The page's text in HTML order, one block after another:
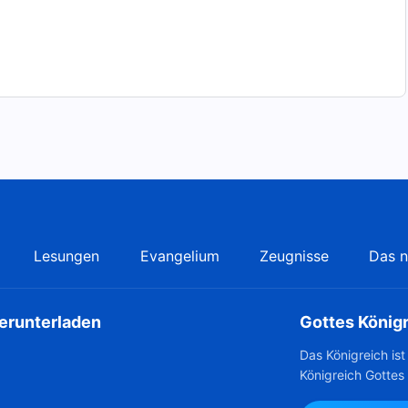
Lesungen Evangelium Zeugnisse Das
Gottes
Das Königreich
Königreich